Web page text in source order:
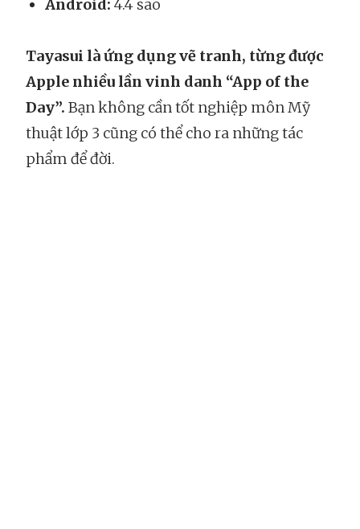
Android: 4.4 sao
Tayasui là ứng dụng vẽ tranh, từng được
Apple nhiều lần vinh danh “App of the
Day”. Bạn không cần tốt nghiệp môn Mỹ
thuật lớp 3 cũng có thể cho ra những tác
phẩm để đời.